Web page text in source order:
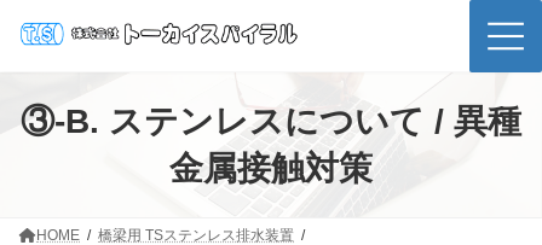
③-B. ステンレスについて / 異種
金属接触対策
HOME
橋梁用 TSステンレス排水装置